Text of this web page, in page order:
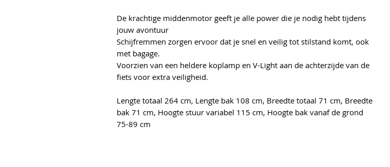
De krachtige middenmotor geeft je alle power die je nodig hebt tijdens
jouw avontuur
Schijfremmen zorgen ervoor dat je snel en veilig tot stilstand komt, ook
met bagage.
Voorzien van een heldere koplamp en V-Light aan de achterzijde van de
fiets voor extra veiligheid.
Lengte totaal 264 cm, Lengte bak 108 cm, Breedte totaal 71 cm, Breedte
bak 71 cm, Hoogte stuur variabel 115 cm, Hoogte bak vanaf de grond
75-89 cm